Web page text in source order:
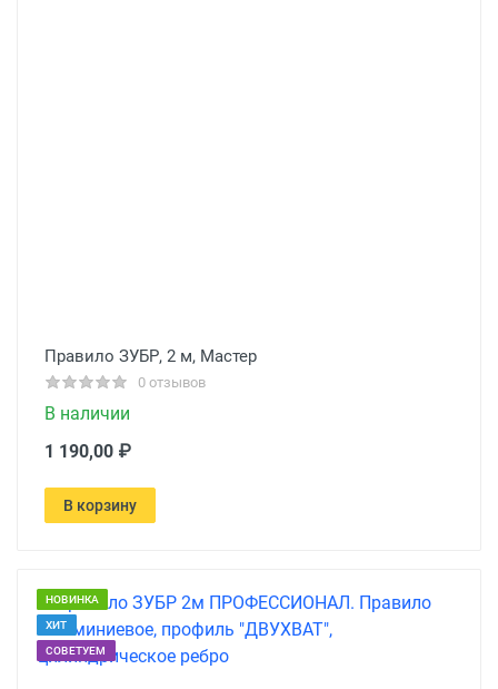
Правило ЗУБР, 2 м, Мастер
0 отзывов
В наличии
1 190,00 ₽
В корзину
НОВИНКА
ХИТ
СОВЕТУЕМ